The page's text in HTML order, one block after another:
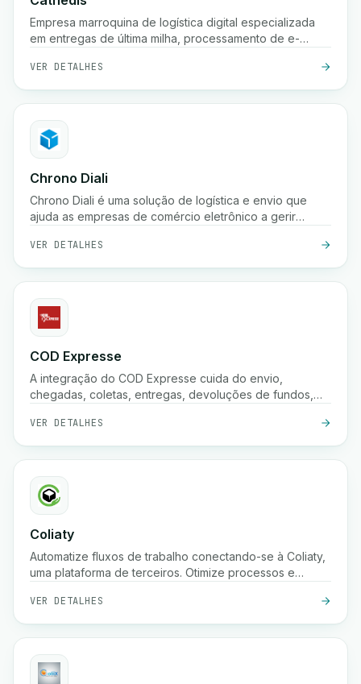
Empresa marroquina de logística digital especializada
em entregas de última milha, processamento de e-
rastreamento em tempo real e soluções de
armazenamento.
VER DETALHES
Chrono Diali
Chrono Diali é uma solução de logística e envio que
ajuda as empresas de comércio eletrônico a gerir
real e otimizar seus processos de atendimento com
facilidade.
VER DETALHES
COD Expresse
A integração do COD Expresse cuida do envio,
chegadas, coletas, entregas, devoluções de fundos,
VER DETALHES
Coliaty
Automatize fluxos de trabalho conectando-se à Coliaty,
uma plataforma de terceiros. Otimize processos e
VER DETALHES